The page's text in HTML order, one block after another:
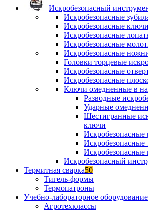
Искробезопасный
Искробезопасные
Искробезопасные ключи
Искробезопасные
Искробезопасные
Искробезопасные
Головки торцевые
Искробезопасные
Искробезопасные
Ключи омедненные в
Разводные
Ударные
Шестигранные
ключи
Искробезопасный
Термитная сварка50
Тигель-формы
Термопатроны
Учебно-лабораторное оборудование
Агротехклассы